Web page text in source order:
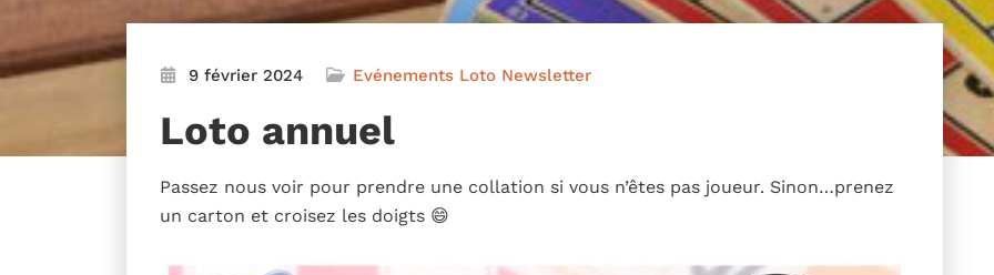
9 février 2024 Evénements Loto Newsletter
Loto annuel
Passez nous voir pour prendre une collation si vous n’êtes pas joueur. Sinon…prenez
un carton et croisez les doigts 😄